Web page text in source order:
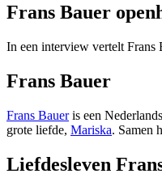
Frans Bauer
In een interview vertelt Frans
Frans Bauer
Frans Baueris een
grote liefde, Mariska. Samen
Liefdesleven